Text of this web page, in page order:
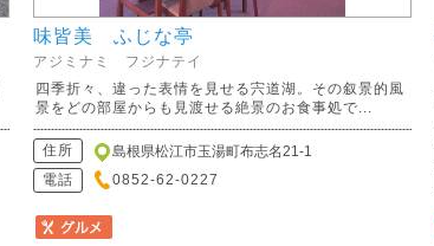
味皆美 ふじな亭
アジミナミ フジナテイ
四季折々、違った表情を見せる宍道湖。その叙景的風
景をどの部屋からも見渡せる絶景のお食事処で...
住所
島根県松江市玉湯町布志名21-1
電話
0852-62-0227